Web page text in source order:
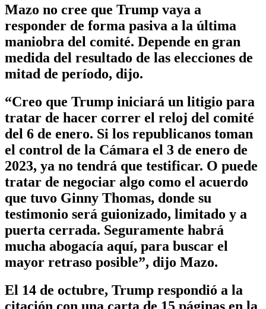
Mazo no cree que Trump vaya a
responder de forma pasiva a la última
maniobra del comité. Depende en gran
medida del resultado de las elecciones de
mitad de período, dijo.
“Creo que Trump iniciará un litigio para
tratar de hacer correr el reloj del comité
del 6 de enero. Si los republicanos toman
el control de la Cámara el 3 de enero de
2023, ya no tendrá que testificar. O puede
tratar de negociar algo como el acuerdo
que tuvo Ginny Thomas, donde su
testimonio será guionizado, limitado y a
puerta cerrada. Seguramente habrá
mucha abogacía aquí, para buscar el
mayor retraso posible”, dijo Mazo.
El 14 de octubre, Trump respondió a la